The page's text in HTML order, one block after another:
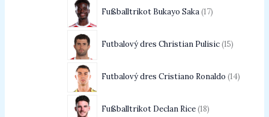
Fußballtrikot Bukayo Saka 17
Futbalový dres Christian Pulisic 15
Futbalový dres Cristiano Ronaldo 14
Fußballtrikot Declan Rice 18